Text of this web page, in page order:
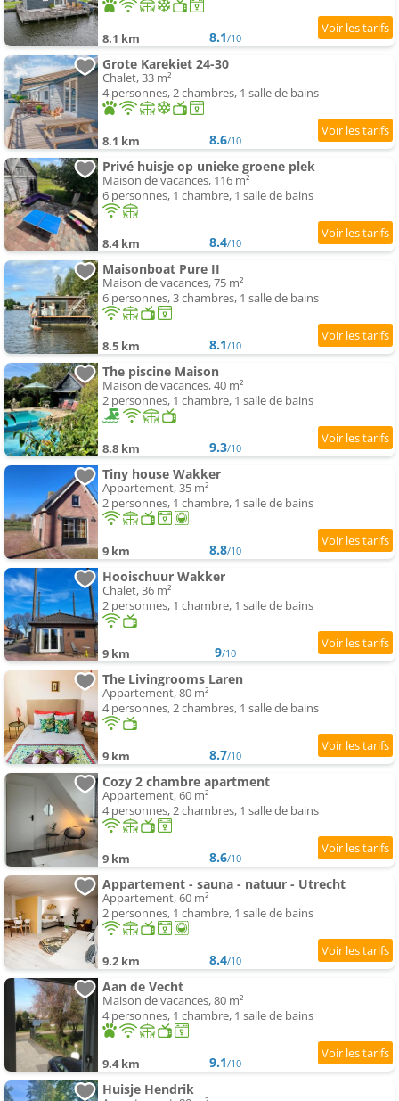
8.1 km 8.1/10
Grote Karekiet 24-30
Chalet, 33 m²
4 personnes, 2 chambres, 1 salle de bains
8.1 km 8.6/10
Privé huisje op unieke groene plek
Maison de vacances, 116 m²
6 personnes, 1 chambre, 1 salle de bains
8.4 km 8.4/10
Maisonboat Pure II
Maison de vacances, 75 m²
6 personnes, 3 chambres, 1 salle de bains
8.5 km 8.1/10
The piscine Maison
Maison de vacances, 40 m²
2 personnes, 1 chambre, 1 salle de bains
8.8 km 9.3/10
Tiny house Wakker
Appartement, 35 m²
2 personnes, 1 chambre, 1 salle de bains
9 km 8.8/10
Hooischuur Wakker
Chalet, 36 m²
2 personnes, 1 chambre, 1 salle de bains
9 km 9/10
The Livingrooms Laren
Appartement, 80 m²
4 personnes, 2 chambres, 1 salle de bains
9 km 8.7/10
Cozy 2 chambre apartment
Appartement, 60 m²
4 personnes, 2 chambres, 1 salle de bains
9 km 8.6/10
Appartement - sauna - natuur - Utrecht
Appartement, 60 m²
2 personnes, 1 chambre, 1 salle de bains
9.2 km 8.4/10
Aan de Vecht
Maison de vacances, 80 m²
4 personnes, 1 chambre, 1 salle de bains
9.4 km 9.1/10
Huisje Hendrik